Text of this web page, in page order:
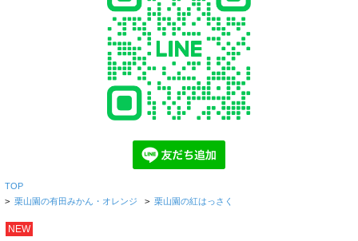
TOP
> 栗山園の有田みかん・オレンジ > 栗山園の紅はっさく
NEW